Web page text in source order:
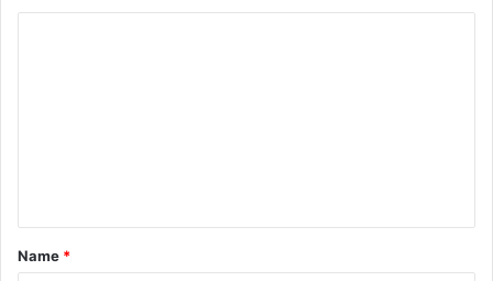
t
*
Name *